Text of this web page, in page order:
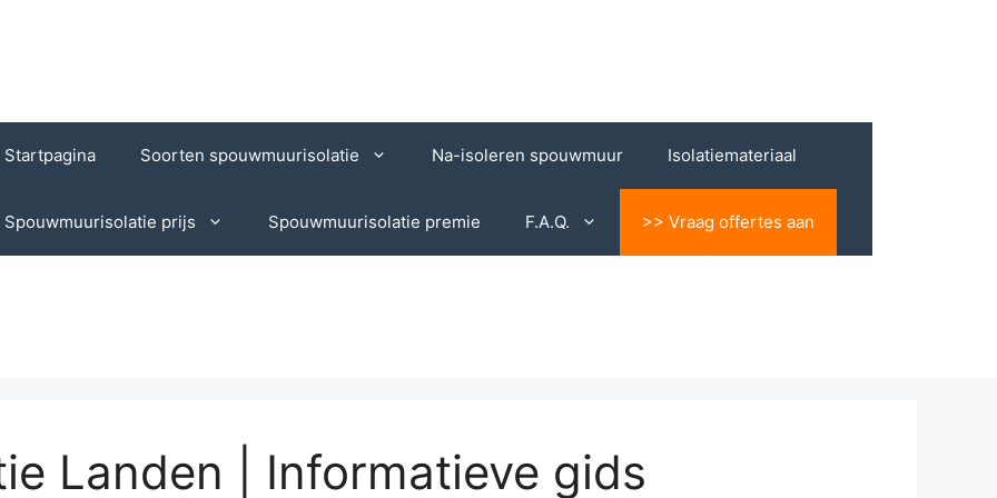
Startpagina Soorten spouwmuurisolatie Na-isoleren spouwmuur Isolatiemateriaal
Spouwmuurisolatie prijs Spouwmuurisolatie premie F.A.Q. >> Vraag offertes aan
Landen | Informatieve gids